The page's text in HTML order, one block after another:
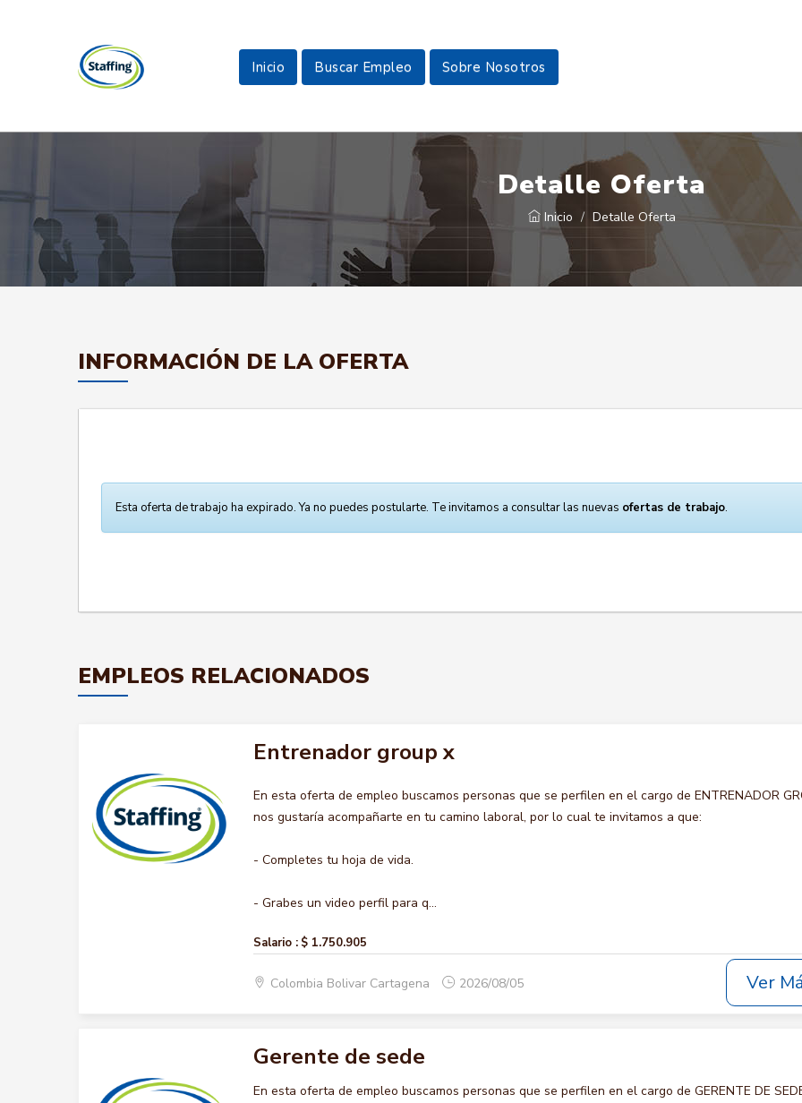
Inicio Buscar Empleo Sobre Nosotros
Detalle Oferta
Inicio Detalle Oferta
INFORMACIÓN DE LA OFERTA
Esta oferta de trabajo ha expirado. Ya no puedes postularte. Te invitamos a consultar las nuevas ofertas de trabajo.
EMPLEOS RELACIONADOS
Entrenador group x
En esta oferta de empleo buscamos personas que se perfilen en el cargo de ENTRENADOR
nos gustaría acompañarte en tu camino laboral, por lo cual te invitamos a que:
- Completes tu hoja de vida.
- Grabes un video perfil para q...
Salario : $ 1.750.905
Colombia Bolivar Cartagena 2026/08/05 Ver
Gerente de sede
En esta oferta de empleo buscamos personas que se perfilen en el cargo de GERENTE DE